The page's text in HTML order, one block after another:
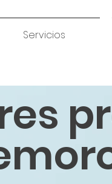
Servicios